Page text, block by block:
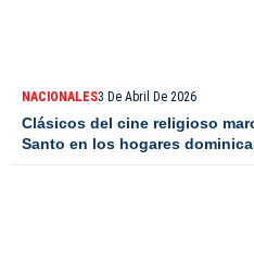
NACIONALES3 De Abril De 2026
Clásicos del cine religioso
Santo en los hogares